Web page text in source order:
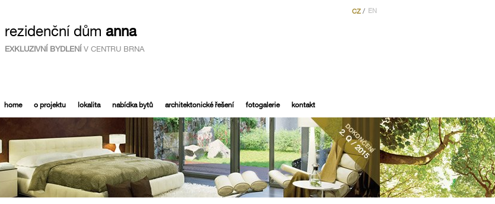
EN
CZ /
rezidenční dům anna
EXKLUZIVNÍ BYDLENÍ V CENTRU BRNA
home o projektu lokalita nabídka bytů architektonické řešení fotogalerie kontakt